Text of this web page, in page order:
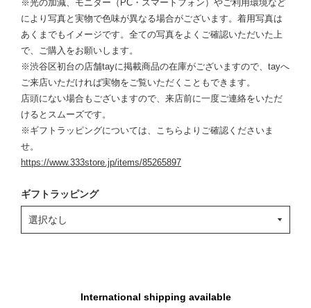
※光の加減、モニター（PC・スマートフォン）やご利用環境など
により写真と実物で色味が異なる場合がございます。着用写真は
あくまでもイメージです。全ての写真をよくご確認いただいた上
で、ご購入をお願いします。
※渋谷区初台の店舗tayに掲載商品の在庫がございますので、tayへ
ご来店いただければ実物をご覧いただくこともできます。
店頭にない場合もございますので、来店前に一度ご連絡をいただ
けるとスムーズです。
※ギフトラッピングについては、こちらよりご確認くださいま
せ。
https://www.333store.jp/items/85265897
ギフトラッピング
International shipping available